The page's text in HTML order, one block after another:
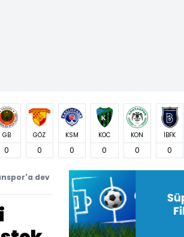
GB
0
GÖZ
0
KSM
0
KOC
0
KON
0
İBFK
0
dev